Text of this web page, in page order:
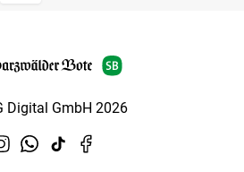
Digital GmbH 2026